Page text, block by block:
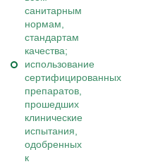
санитарным
нормам,
стандартам
качества;
использование
сертифицированных
препаратов,
прошедших
клинические
испытания,
одобренных
к